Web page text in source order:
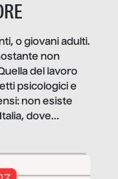
o giovani adulti.
non
del lavoro
psicologici e
non esiste
dove